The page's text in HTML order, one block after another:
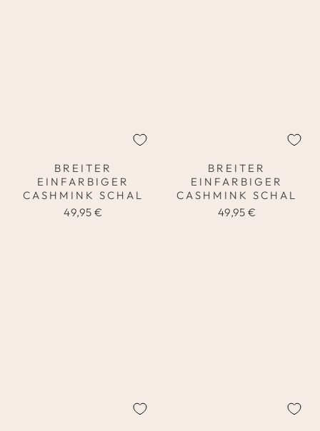
BREITER
EINFARBIGER
CASHMINK SCHAL
49,95 €
BREITER
EINFARBIGER
CASHMINK SCHAL
49,95 €